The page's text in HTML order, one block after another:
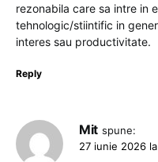
rezonabila care sa intre in
tehnologic/stiintific in
interes sau productivitate.
Reply
Mit spune:
27 iunie 2026